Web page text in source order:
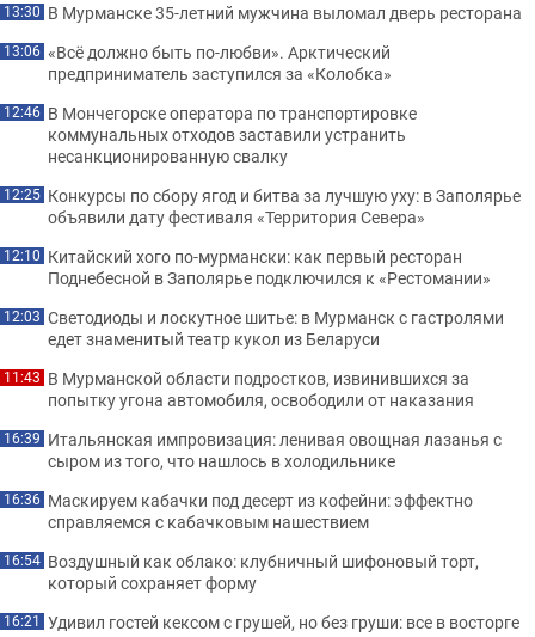
13:30 В Мурманске 35-летний мужчина выломал дверь ресторана
13:06 «Всё должно быть по-любви». Арктический
предприниматель заступился за «Колобка»
12:46 В Мончегорске оператора по транспортировке
коммунальных отходов заставили устранить
несанкционированную свалку
12:25 Конкурсы по сбору ягод и битва за лучшую уху: в Заполярье
объявили дату фестиваля «Территория Севера»
12:10 Китайский хого по-мурмански: как первый ресторан
Поднебесной в Заполярье подключился к «Рестомании»
12:03 Светодиоды и лоскутное шитье: в Мурманск с гастролями
едет знаменитый театр кукол из Беларуси
11:43 В Мурманской области подростков, извинившихся за
попытку угона автомобиля, освободили от наказания
16:39 Итальянская импровизация: ленивая овощная лазанья с
сыром из того, что нашлось в холодильнике
16:36 Маскируем кабачки под десерт из кофейни: эффектно
справляемся с кабачковым нашествием
16:54 Воздушный как облако: клубничный шифоновый торт,
который сохраняет форму
16:21 Удивил гостей кексом с грушей, но без груши: все в восторге